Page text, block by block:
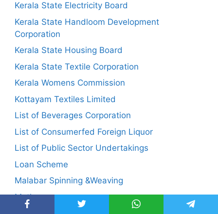
Kerala State Electricity Board
Kerala State Handloom Development
Corporation
Kerala State Housing Board
Kerala State Textile Corporation
Kerala Womens Commission
Kottayam Textiles Limited
List of Beverages Corporation
List of Consumerfed Foreign Liquor
List of Public Sector Undertakings
Loan Scheme
Malabar Spinning &Weaving
Math